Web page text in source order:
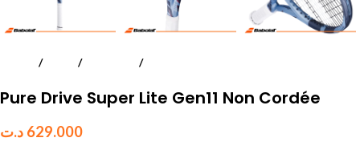
Tennis Raquettes Adultes
Pure Drive Super Lite Gen11 Non Cordée
629.000 د.ت